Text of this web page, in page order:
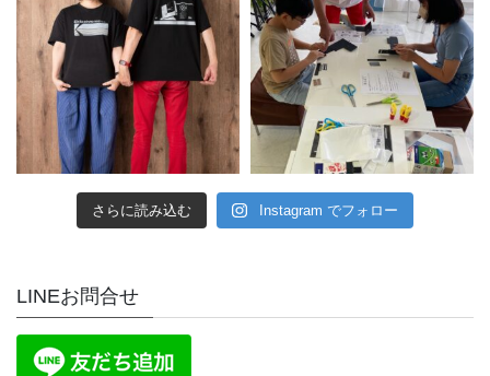
さらに読み込む Instagram でフォロー
LINEお問合せ